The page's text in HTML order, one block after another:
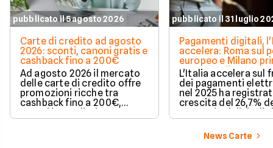
pubblicato il 5 agosto 2026
Carte di credito ad agosto
2026: sconti, canoni gratis e
cashback fino a 200€
Ad agosto 2026 il mercato
delle carte di credito offre
promozioni ricche tra
cashback fino a 200€,
sconti immediati e
azzeramento del canone.
pubblicato il 31 luglio
Pagamenti digitali,
accelera: Roma sul
europeo e Milano
spesa media
L'Italia accelera sul
dei pagamenti
nel 2025 ha
crescita del 26,7%
transazioni digitali.
conquista il terzo
Europa per
delle operazioni
News Carte